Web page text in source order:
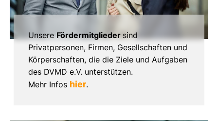
Unsere Fördermitglieder sind
Privatpersonen, Firmen, Gesellschaften und
Körperschaften, die die Ziele und Aufgaben
des DVMD e.V. unterstützen.
Mehr Infos hier.